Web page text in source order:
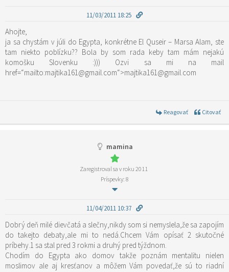
11/03/2011 18:25
Ahojte,
ja sa chystám v júli do Egypta, konkrétne El Quseir – Marsa Alam, ste
tam niekto poblízku?? Bola by som rada keby tam mám nejakú
komošku Slovenku :))) Ozvi sa mi na mail
href=“mailto:majtika161@gmail.com“>majtika161@gmail.com
Reagovať Citovať
mamina
Zaregistroval sa v roku 2011
Príspevky: 8
11/04/2011 10:37
Dobrý deň milé dievčatá a slečny,nikdy som si nemyslela,že sa zapojím
do takejto debaty,ale mi to nedá.Chcem Vám opísať 2 skutočné
príbehy.1 sa stal pred 3 rokmi a druhý pred týždnom.
Chodím do Egypta ako domov takže poznám mentalitu nielen
moslimov ale aj kresťanov a môžem Vám povedať,že sú to riadní